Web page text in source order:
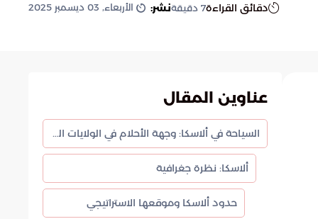
دقائق القراءة7 دقيقةنشر: الأربعاء, 03 ديسمبر 2025
عناوين المقال
السياحة في ألاسكا: وجهة الأحلام في الولايات المتحدة
ألاسكا: نظرة جغرافية
حدود ألاسكا وموقعها الاستراتيجي